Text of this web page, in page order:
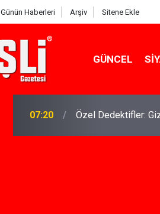
Günün Haberleri Arşiv Sitene Ekle
GÜNCEL
07:15 İskele'de Kiralık